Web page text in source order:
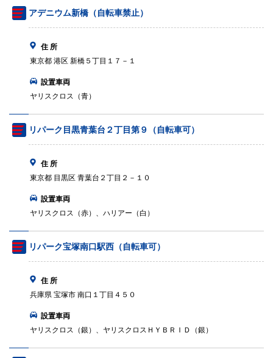
アデニウム新橋（自転車禁止）
住 所
東京都 港区 新橋５丁目１７－１
設置車両
ヤリスクロス（青）
リパーク目黒青葉台２丁目第９（自転車可）
住 所
東京都 目黒区 青葉台２丁目２－１０
設置車両
ヤリスクロス（赤）、ハリアー（白）
リパーク宝塚南口駅西（自転車可）
住 所
兵庫県 宝塚市 南口１丁目４５０
設置車両
ヤリスクロス（銀）、ヤリスクロスＨＹＢＲＩＤ（銀）